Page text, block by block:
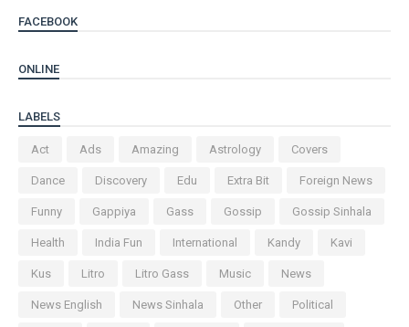
FACEBOOK
ONLINE
LABELS
Act Ads Amazing Astrology Covers
Dance Discovery Edu Extra Bit Foreign News
Funny Gappiya Gass Gossip Gossip Sinhala
Health India Fun International Kandy Kavi
Kus Litro Litro Gass Music News
News English News Sinhala Other Political